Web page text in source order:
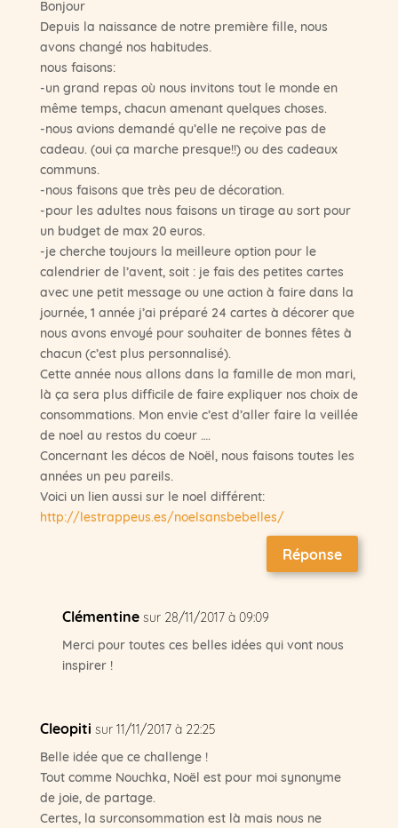
Bonjour
Depuis la naissance de notre première fille, nous
avons changé nos habitudes.
nous faisons:
-un grand repas où nous invitons tout le monde en
même temps, chacun amenant quelques choses.
-nous avions demandé qu’elle ne reçoive pas de
cadeau. (oui ça marche presque!!) ou des cadeaux
communs.
-nous faisons que très peu de décoration.
-pour les adultes nous faisons un tirage au sort pour
un budget de max 20 euros.
-je cherche toujours la meilleure option pour le
calendrier de l’avent, soit : je fais des petites cartes
avec une petit message ou une action à faire dans la
journée, 1 année j’ai préparé 24 cartes à décorer que
nous avons envoyé pour souhaiter de bonnes fêtes à
chacun (c’est plus personnalisé).
Cette année nous allons dans la famille de mon mari,
là ça sera plus difficile de faire expliquer nos choix de
consommations. Mon envie c’est d’aller faire la veillée
de noel au restos du coeur ….
Concernant les décos de Noël, nous faisons toutes les
années un peu pareils.
Voici un lien aussi sur le noel différent:
http://lestrappeus.es/noelsansbebelles/
Réponse
Clémentine sur 28/11/2017 à 09:09
Merci pour toutes ces belles idées qui vont nous
inspirer !
Cleopiti sur 11/11/2017 à 22:25
Belle idée que ce challenge !
Tout comme Nouchka, Noël est pour moi synonyme
de joie, de partage.
Certes, la surconsommation est là mais nous ne